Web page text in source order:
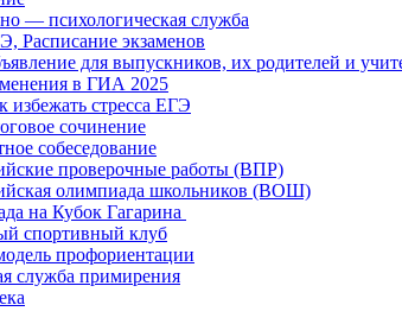
— психологическая служба
Расписание экзаменов
для выпускников, их родителей и
в ГИА 2025
избежать стресса ЕГЭ
сочинение
собеседование
проверочные работы (ВПР)
олимпиада школьников (ВОШ)
на Кубок Гагарина
спортивный клуб
профориентации
служба примирения